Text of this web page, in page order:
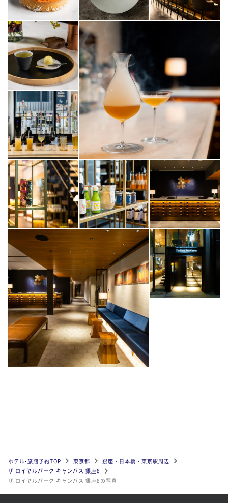
ホテル•旅館予約TOP 東京都
銀座・日本橋・東京駅周辺
ザ ロイヤルパーク キャンバス 銀座8
ザ ロイヤルパーク キャンバス 銀座8の写真